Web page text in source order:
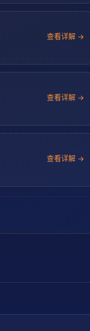
查看详解 →
查看详解 →
查看详解 →